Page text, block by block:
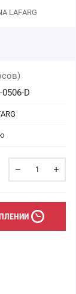
LAFARG
D